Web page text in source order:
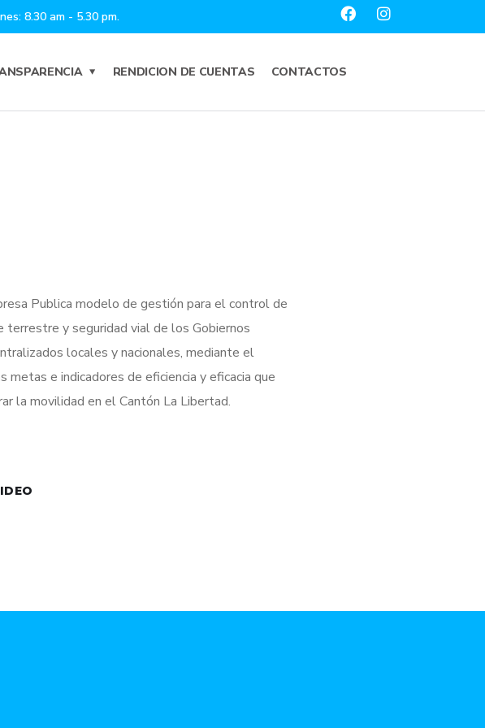
8.30 am - 5.30 pm.
RENDICION DE CUENTAS CONTACTOS
Publica modelo de gestión para el control de
y seguridad vial de los Gobiernos
locales y nacionales, mediante el
metas e indicadores de eficiencia y eficacia que
la movilidad en el Cantón La Libertad.